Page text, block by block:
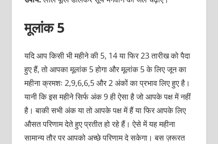
मूलांक 5
यदि आप किसी भी महीने की 5, 14 या फिर 23 तारीख को पैदा
हुए हैं, तो आपका मूलांक 5 होगा और मूलांक 5 के लिए जून का
महीना क्रमशः 2,9,6,6,5 और 2 अंकों का प्रभाव लिए हुए है।
यानी कि इस महीने सिर्फ अंक 9 ही ऐसा है जो आपके पक्ष में नहीं
है। बाकी सभी अंक या तो आपके पक्ष में हैं या फिर आपके लिए
औसत परिणाम देते हुए प्रतीत हो रहे हैं। ऐसे में यह महीना
सामान्य तौर पर आपको अच्छे परिणाम दे सकेगा। बस ज़रूरत